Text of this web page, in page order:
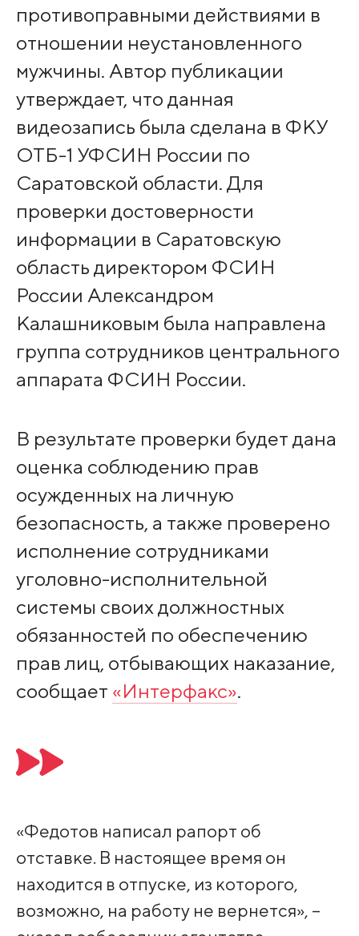
противоправными действиями в
отношении неустановленного
мужчины. Автор публикации
утверждает, что данная
видеозапись была сделана в ФКУ
ОТБ-1 УФСИН России по
Саратовской области. Для
проверки достоверности
информации в Саратовскую
область директором ФСИН
России Александром
Калашниковым была направлена
группа сотрудников центрального
аппарата ФСИН России.
В результате проверки будет дана
оценка соблюдению прав
осужденных на личную
безопасность, а также проверено
исполнение сотрудниками
уголовно-исполнительной
системы своих должностных
обязанностей по обеспечению
прав лиц, отбывающих наказание,
сообщает «Интерфакс».
«Федотов написал рапорт об
отставке. В настоящее время он
находится в отпуске, из которого,
возможно, на работу не вернется», –